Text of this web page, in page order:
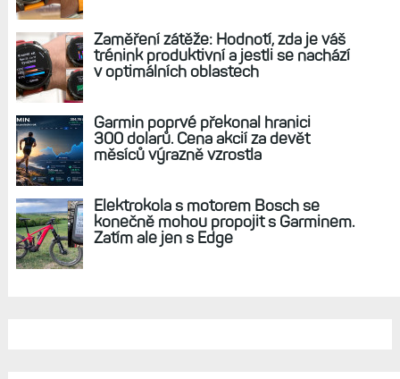
Zaměření zátěže: Hodnotí, zda je váš
trénink produktivní a jestli se nachází
v optimálních oblastech
Garmin poprvé překonal hranici
300 dolarů. Cena akcií za devět
měsíců výrazně vzrostla
Elektrokola s motorem Bosch se
konečně mohou propojit s Garminem.
Zatím ale jen s Edge